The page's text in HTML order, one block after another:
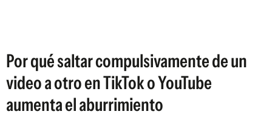
Por qué saltar compulsivamente de un
video a otro en TikTok o YouTube
aumenta el aburrimiento